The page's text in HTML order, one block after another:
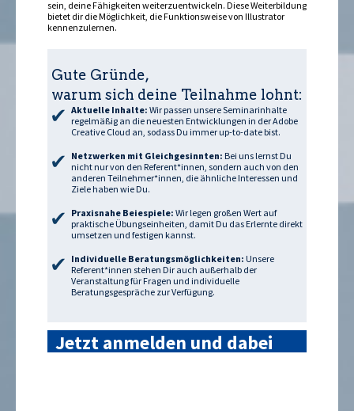
sein, deine Fähigkeiten weiterzuentwickeln. Diese Weiterbildung
bietet dir die Möglichkeit, die Funktionsweise von Illustrator
kennenzulernen.
Gute Gründe,
warum sich deine Teilnahme lohnt:
Aktuelle Inhalte: Wir passen unsere Seminarinhalte
regelmäßig an die neuesten Entwicklungen in der Adobe
Creative Cloud an, sodass Du immer up-to-date bist.
Netzwerken mit Gleichgesinnten: Bei uns lernst Du
nicht nur von den Referent*innen, sondern auch von den
anderen Teilnehmer*innen, die ähnliche Interessen und
Ziele haben wie Du.
Praxisnahe Beiespiele: Wir legen großen Wert auf
praktische Übungseinheiten, damit Du das Erlernte direkt
umsetzen und festigen kannst.
Individuelle Beratungsmöglichkeiten: Unsere
Referent*innen stehen Dir auch außerhalb der
Veranstaltung für Fragen und individuelle
Beratungsgespräche zur Verfügung.
Jetzt anmelden und dabei